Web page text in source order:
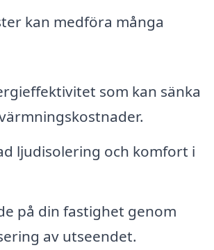
kan medföra många
som kan sänka
ljudisolering och komfort i
på din fastighet genom
av utseendet.